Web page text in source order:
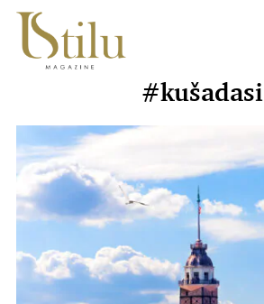
#kušadasi